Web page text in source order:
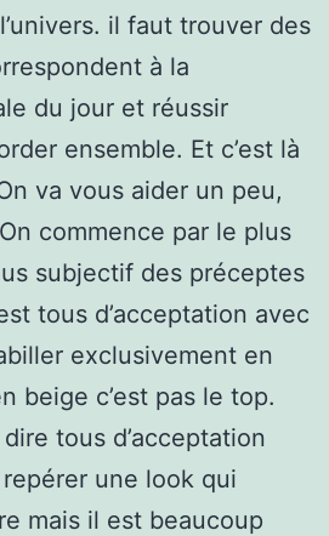
il faut trouver des
à la
du jour et réussir
ensemble. Et c’est là
va vous aider un peu,
commence par le plus
subjectif des préceptes
tous d’acceptation avec
exclusivement en
beige c’est pas le top.
tous d’acceptation
repérer une look qui
mais il est beaucoup